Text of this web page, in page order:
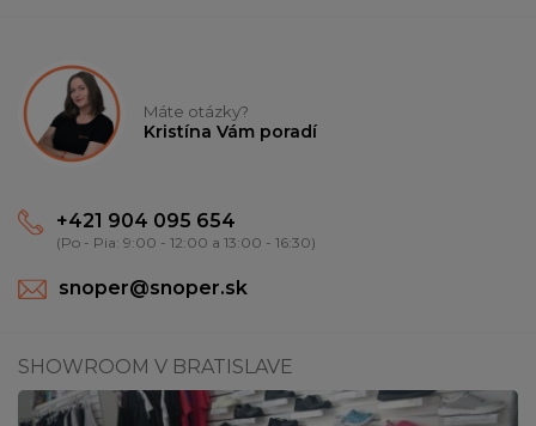
Máte otázky?
Kristína Vám poradí
+421 904 095 654
(Po - Pia: 9:00 - 12:00 a 13:00 - 16:30)
snoper@snoper.sk
SHOWROOM V BRATISLAVE